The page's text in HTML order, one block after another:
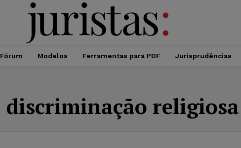
Fórum Modelos Ferramentas para PDF Jurisprudências
discriminação religiosa